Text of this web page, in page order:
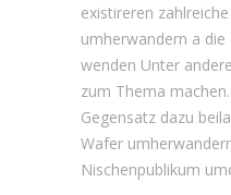
existireren
umherwandern a
wenden Unter
zum Thema
Gegensatz dazu
Wafer
Nischenpublikum